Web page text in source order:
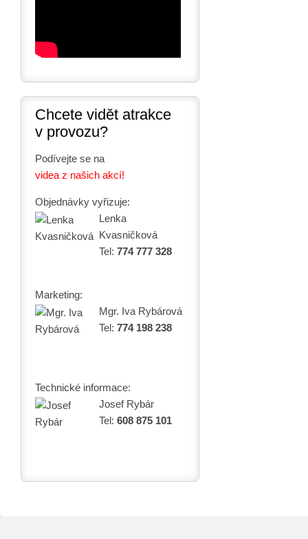
Chcete vidět atrakce
v provozu?
Podívejte se na
videa z našich akcí!
Objednávky vyřizuje:
Lenka
Kvasničková
Tel: 774 777 328
Marketing:
Mgr. Iva Rybárová
Tel: 774 198 238
Technické informace:
Josef Rybár
Tel: 608 875 101